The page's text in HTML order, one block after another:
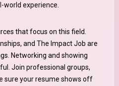
world experience.
that focus on this field.
and The Impact Job are
Networking and showing
Join professional groups,
sure your resume shows off